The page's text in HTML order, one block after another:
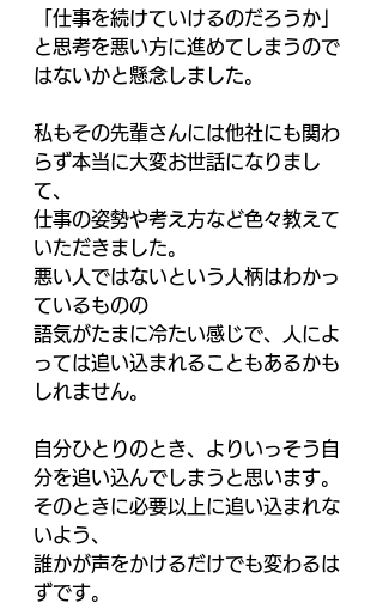
「仕事を続けていけるのだろうか」
と思考を悪い方に進めてしまうので
はないかと懸念しました。
私もその先輩さんには他社にも関わ
らず本当に大変お世話になりまし
て、
仕事の姿勢や考え方など色々教えて
いただきました。
悪い人ではないという人柄はわかっ
ているものの
語気がたまに冷たい感じで、人によ
っては追い込まれることもあるかも
しれません。
自分ひとりのとき、よりいっそう自
分を追い込んでしまうと思います。
そのときに必要以上に追い込まれな
いよう、
誰かが声をかけるだけでも変わるは
ずです。